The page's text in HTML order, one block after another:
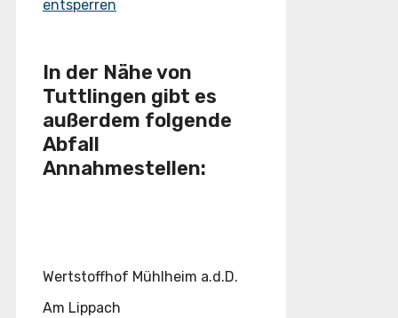
entsperren
In der Nähe von
Tuttlingen gibt es
außerdem folgende
Abfall
Annahmestellen:
Wertstoffhof Mühlheim a.d.D.
Am Lippach